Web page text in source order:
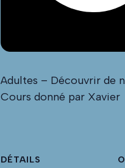
Adultes – Découvrir de
Cours donné par Xavier
DÉTAILS